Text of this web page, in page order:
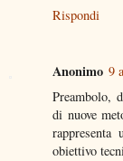
Rispondi
Anonimo 9
Preambolo,
di nuove
rappresenta
obiettivo